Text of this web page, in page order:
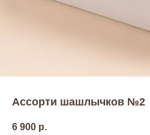
Ассорти шашлычков №2
6 900 р.